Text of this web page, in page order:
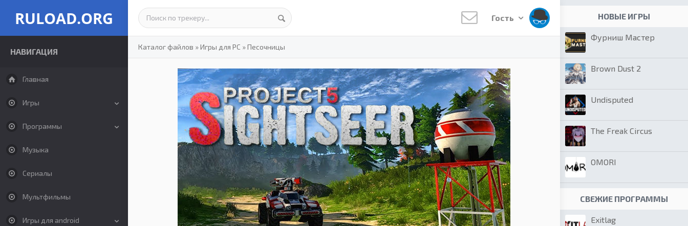
RULOAD.ORG
НАВИГАЦИЯ
Главная
Игры
Программы
Музыка
Сериалы
Мультфильмы
Игры для android
Гость
Каталог файлов »Игры для PC »Песочницы
НОВЫЕ ИГРЫ
Фурниш Мастер
Brown Dust 2
Undisputed
The Freak Circus
OMORI
СВЕЖИЕ ПРОГРАММЫ
Exitlag